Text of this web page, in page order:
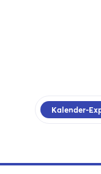
Kalender-